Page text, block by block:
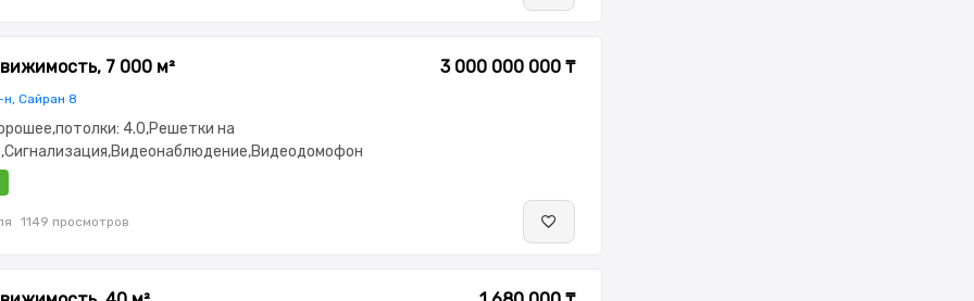
7 000 м²
Сайран 8
3 000 000 000 ₸
4.0,Решетки на
1149 просмотров